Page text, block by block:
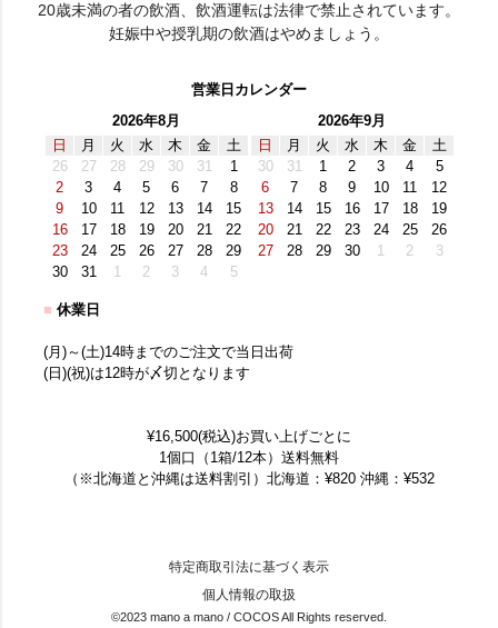
20歳未満の者の飲酒、飲酒運転は法律で禁止されています。
妊娠中や授乳期の飲酒はやめましょう。
営業日カレンダー
2026年8月
日
月 火 水 木 金
土
26
27 28 29 30 31
1
2
3 4 5 6 7
8
9
10 11 12 13 14
15
16
17 18 19 20 21
22
23
24 25 26 27 28
29
30
31 1 2 3 4 5
2026年9月
日
月 火 水 木 金
土
30
31 1 2 3 4
5
6
7 8 9 10 11
12
13
14 15 16 17 18
19
20
21 22 23 24 25
26
27
28 29 30 1 2 3
■ 休業日
(月)～(土)14時までのご注文で当日出荷
(日)(祝)は12時が〆切となります
¥16,500(税込)お買い上げごとに
1個口（1箱/12本）送料無料
（※北海道と沖縄は送料割引）北海道：¥820 沖縄：¥532
特定商取引法に基づく表示
個人情報の取扱
©2023 mano a mano / COCOS All Rights reserved.